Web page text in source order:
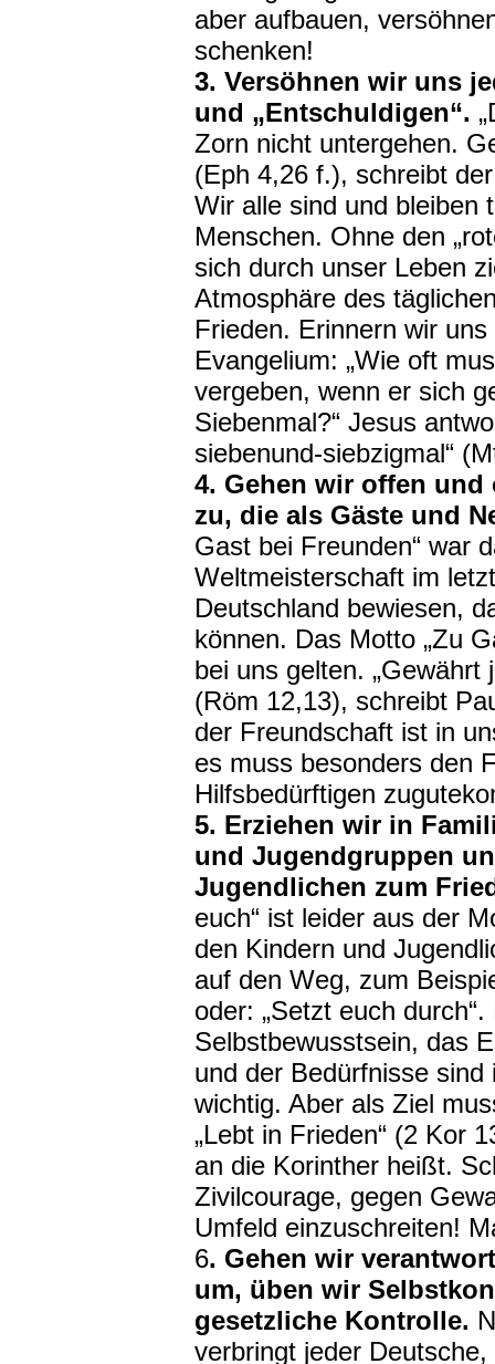
aber aufbauen,
schenken!
3. Versöhnen wir uns
und „Entschuldigen“.
Zorn nicht untergehen.
(Eph 4,26 f.), schreibt
Wir alle sind und bleiben
Menschen. Ohne den
sich durch unser Leben
Atmosphäre des
Frieden. Erinnern wir
Evangelium: „Wie oft
vergeben, wenn er sich
Siebenmal?“ Jesus
siebenund-siebzigmal“
4. Gehen wir offen und
zu, die als Gäste und
Gast bei Freunden“ war
Weltmeisterschaft im
Deutschland bewiesen,
können. Das Motto „Zu
bei uns gelten. „Gewährt
(Röm 12,13), schreibt
der Freundschaft ist in
es muss besonders den
Hilfsbedürftigen
5. Erziehen wir in
und Jugendgruppen
Jugendlichen zum
euch“ ist leider aus der
den Kindern und
auf den Weg, zum
oder: „Setzt euch
Selbstbewusstsein, das
und der Bedürfnisse
wichtig. Aber als Ziel
„Lebt in Frieden“ (2 Kor
an die Korinther heißt.
Zivilcourage, gegen
Umfeld einzuschreiten!
6. Gehen wir
um, üben wir
gesetzliche Kontrolle.
verbringt jeder